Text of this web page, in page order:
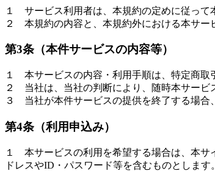
１ サービス利用者は、本規約の定めに従って
２ 本規約の内容と、本規約外における本サー
第3条（本件サービスの内容等）
１ 本サービスの内容・利用手順は、特定商取
２ 当社は、当社の判断により、随時本サービ
３ 当社が本件サービスの提供を終了する場合
第4条（利用申込み）
１ 本サービスの利用を希望する場合は、本サ
ドレスやID・パスワード等を含むものとしま